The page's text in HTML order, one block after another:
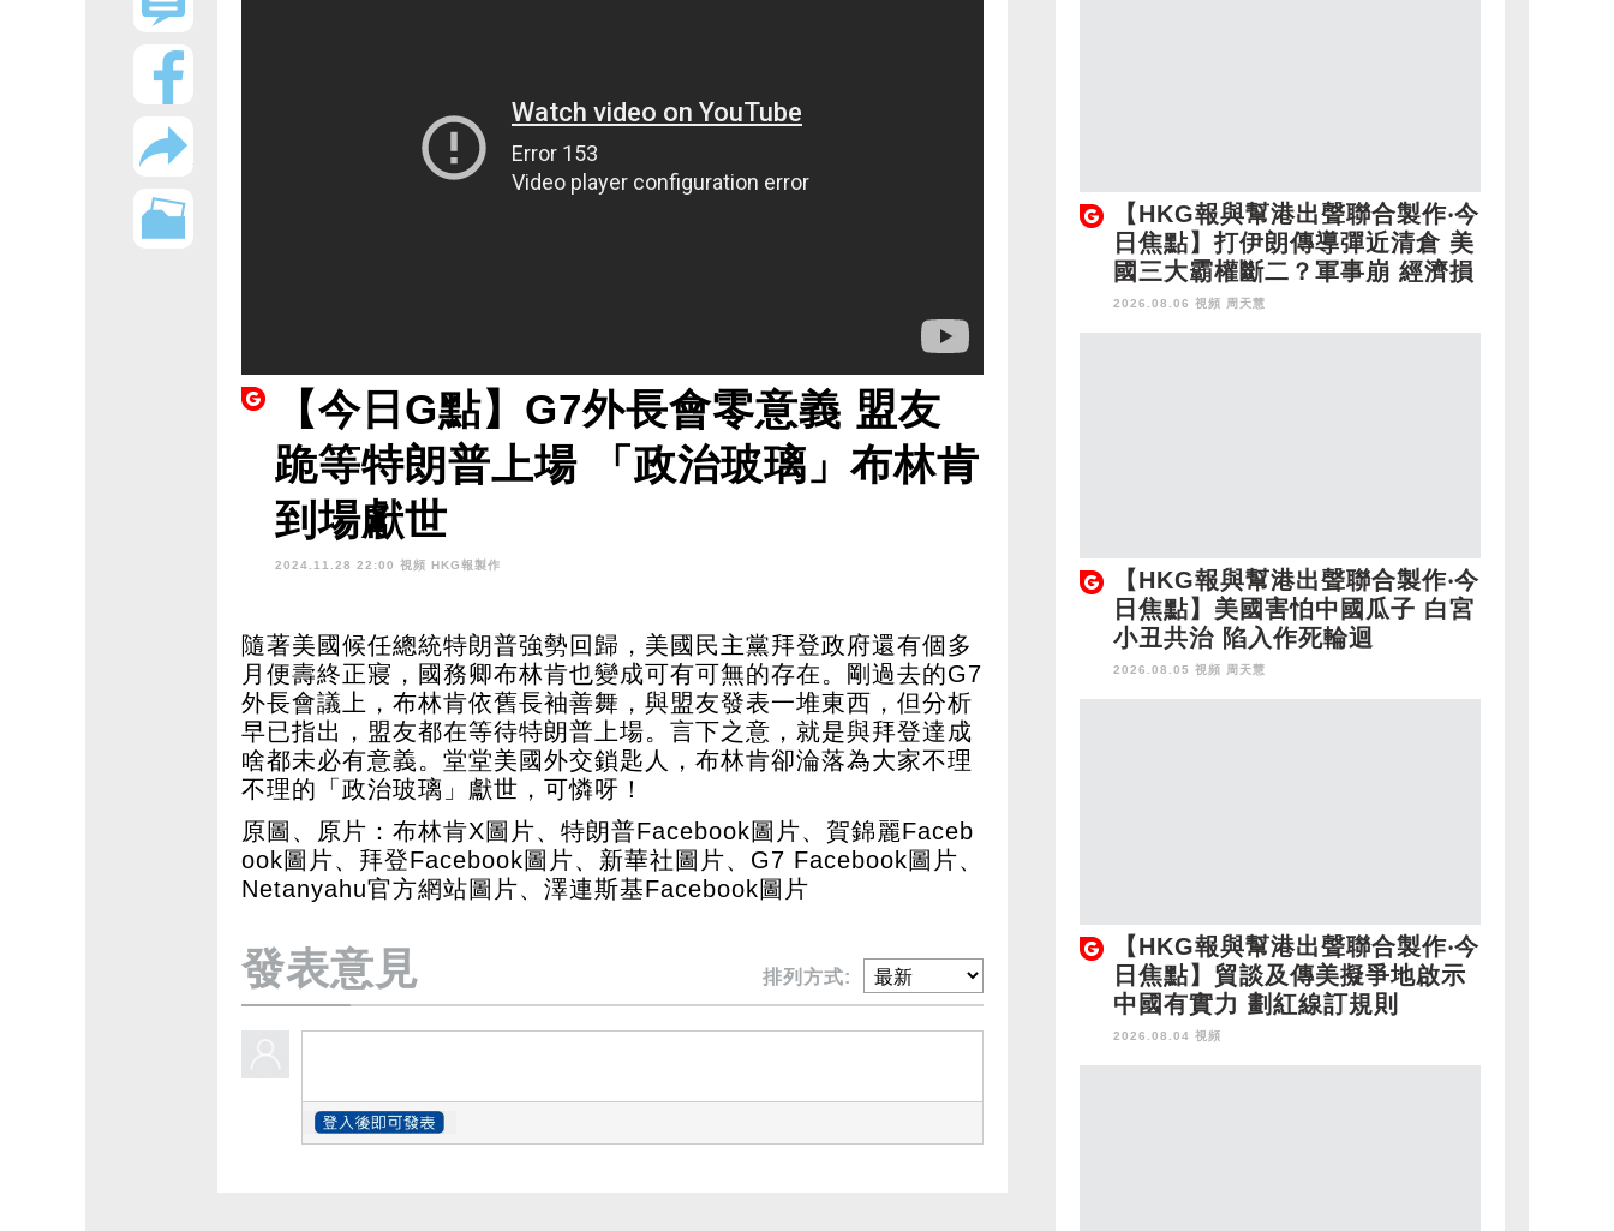
【今日G點】G7外長會零意義 盟友
跪等特朗普上場 「政治玻璃」布林肯
到場獻世
2024.11.28 22:00 視頻 HKG報製作
隨著美國候任總統特朗普強勢回歸，美國民主黨拜登政府還有個多
月便壽終正寢，國務卿布林肯也變成可有可無的存在。剛過去的G7
外長會議上，布林肯依舊長袖善舞，與盟友發表一堆東西，但分析
早已指出，盟友都在等待特朗普上場。言下之意，就是與拜登達成
啥都未必有意義。堂堂美國外交鎖匙人，布林肯卻淪落為大家不理
不理的「政治玻璃」獻世，可憐呀！
原圖、原片：布林肯X圖片、特朗普Facebook圖片、賀錦麗Faceb
ook圖片、拜登Facebook圖片、新華社圖片、G7 Facebook圖片、
Netanyahu官方網站圖片、澤連斯基Facebook圖片
發表意見 排列方式:
【HKG報與幫港出聲聯合製作‧今
日焦點】打伊朗傳導彈近清倉 美
國三大霸權斷二？軍事崩 經濟損
2026.08.06 視頻 周天慧
【HKG報與幫港出聲聯合製作‧今
日焦點】美國害怕中國瓜子 白宮
小丑共治 陷入作死輪迴
2026.08.05 視頻 周天慧
【HKG報與幫港出聲聯合製作‧今
日焦點】貿談及傳美擬爭地啟示
中國有實力 劃紅線訂規則
2026.08.04 視頻